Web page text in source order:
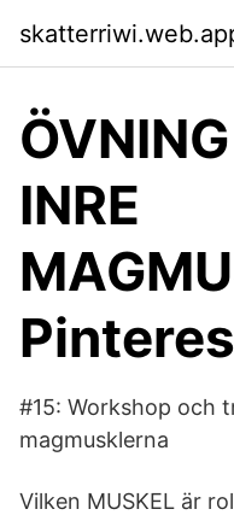
INRE
#15: Workshop och
magmusklerna
Vilken MUSKEL är